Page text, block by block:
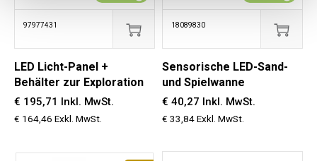
97977431
LED Licht-Panel +
Behälter zur Exploration
€ 195,71 Inkl. MwSt.
€ 164,46 Exkl. MwSt.
18089830
Sensorische LED-Sand-
und Spielwanne
€ 40,27 Inkl. MwSt.
€ 33,84 Exkl. MwSt.